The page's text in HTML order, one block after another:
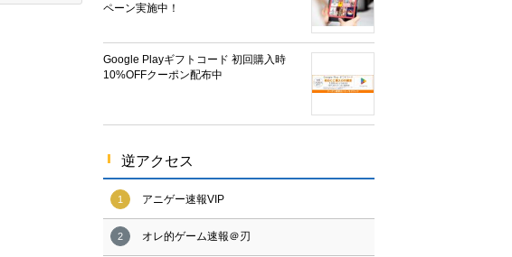
ペーン実施中！
Google Playギフトコード 初回購入時
10%OFFクーポン配布中
逆アクセス
1 アニゲー速報VIP
2 オレ的ゲーム速報＠刃